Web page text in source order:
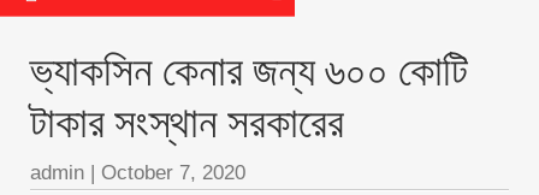
ভ্যাকসিন কেনার জন্য ৬০০ কোটি
টাকার সংস্থান সরকারের
admin | October 7, 2020